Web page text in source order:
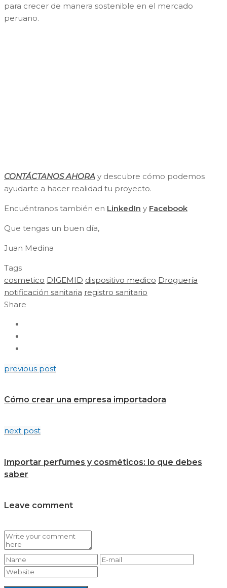
para crecer de manera sostenible en el mercado
peruano.
CONTÁCTANOS AHORA y descubre cómo podemos
ayudarte a hacer realidad tu proyecto.
Encuéntranos también en LinkedIn y Facebook
Que tengas un buen día,
Juan Medina
Tags
cosmetico DIGEMID dispositivo medico Droguería
notificación sanitaria registro sanitario
Share
previous post
Cómo crear una empresa importadora
next post
Importar perfumes y cosméticos: lo que debes
saber
Leave comment